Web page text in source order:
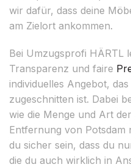
wir dafür, dass deine
am Zielort ankommen.
Bei Umzugsprofi HÄRTL
Transparenz und faire
individuelles Angebot,
zugeschnitten ist. Dabei
wie die Menge und Art
Entfernung von
du sicher sein, dass du
die du auch wirklich in